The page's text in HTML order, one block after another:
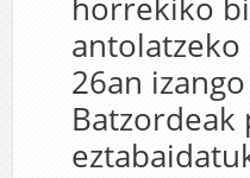
horrekiko
26an